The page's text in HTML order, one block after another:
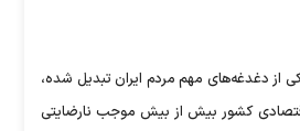
از دغدغه‌های مهم مردم ایران تبدیل شده،
کشور بیش از بیش موجب نارضایتی